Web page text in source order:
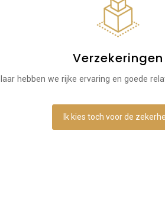
Verzekeringen
hebben we rijke ervaring en goede
Ik kies toch voor de